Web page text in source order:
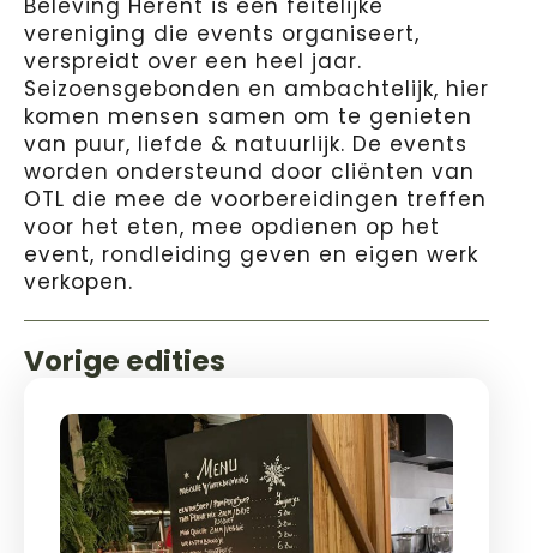
Beleving Herent is een feitelijke
vereniging die events organiseert,
verspreidt over een heel jaar.
Seizoensgebonden en ambachtelijk, hier
komen mensen samen om te genieten
van puur, liefde & natuurlijk. De events
worden ondersteund door cliënten van
OTL die mee de voorbereidingen treffen
voor het eten, mee opdienen op het
event, rondleiding geven en eigen werk
verkopen.
Vorige edities